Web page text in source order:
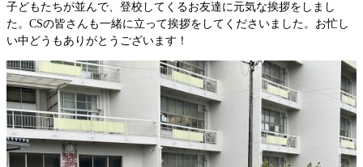
子どもたちが並んで、登校してくるお友達に元気な挨拶をしまし
た。CSの皆さんも一緒に立って挨拶をしてくださいました。お忙し
い中どうもありがとうございます！